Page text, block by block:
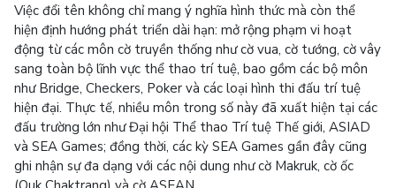
Việc đổi tên không chỉ mang ý nghĩa hình thức mà còn thể
hiện định hướng phát triển dài hạn: mở rộng phạm vi hoạt
động từ các môn cờ truyền thống như cờ vua, cờ tướng, cờ vây
sang toàn bộ lĩnh vực thể thao trí tuệ, bao gồm các bộ môn
như Bridge, Checkers, Poker và các loại hình thi đấu trí tuệ
hiện đại. Thực tế, nhiều môn trong số này đã xuất hiện tại các
đấu trường lớn như Đại hội Thể thao Trí tuệ Thế giới, ASIAD
và SEA Games; đồng thời, các kỳ SEA Games gần đây cũng
ghi nhận sự đa dạng với các nội dung như cờ Makruk, cờ ốc